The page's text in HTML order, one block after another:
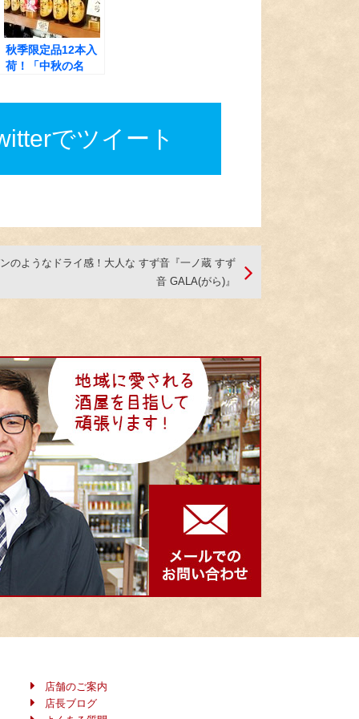
秋季限定品12本入
荷！「中秋の名
となった純米吟醸
酒『醴泉 山田錦 ひでツイート
のようなドライ感！大人な すず音『一ノ蔵 すず
音 GALA(がら)』
店舗のご案内
店長ブログ